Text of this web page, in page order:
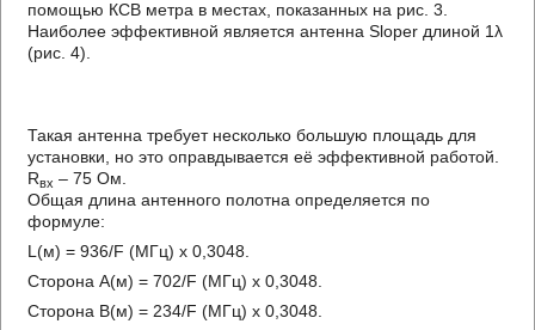
помощью КСВ метра в местах, показанных на рис. 3.
Наиболее эффективной является антенна Slореr длиной 1λ
(рис. 4).
Такая антенна требует несколько большую площадь для
установки, но это оправдывается её эффективной работой.
Rвх – 75 Ом.
Общая длина антенного полотна определяется по
формуле:
L(м) = 936/F (МГц) х 0,3048.
Сторона А(м) = 702/F (МГц) х 0,3048.
Сторона В(м) = 234/F (МГц) х 0,3048.